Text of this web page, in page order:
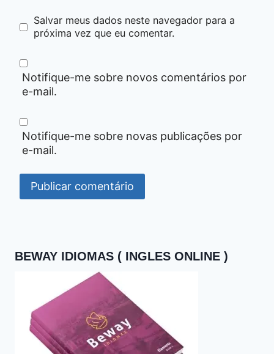
Salvar meus dados neste navegador para a
próxima vez que eu comentar.
Notifique-me sobre novos comentários por
e-mail.
Notifique-me sobre novas publicações por
e-mail.
BEWAY IDIOMAS ( INGLES ONLINE )